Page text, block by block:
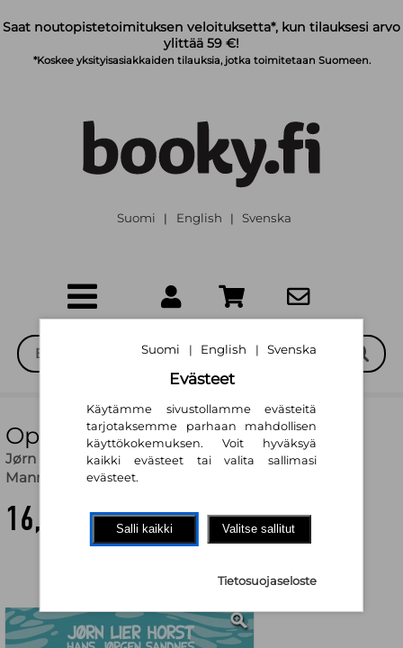
Saat noutopistetoimituksen veloituksetta*, kun tilauksesi arvo
ylittää 59 €!
*Koskee yksityisasiakkaiden tilauksia, jotka toimitetaan Suomeen.
Suomi | English | Svenska
Operaatio Laivanhylky
Jørn Lier Horst,Hans Jørgen Sandnes (kuv.),Sanna
Manninen (käänt.)
16,20 €
Suomi | English | Svenska
Evästeet
Käytämme sivustollamme evästeitä
tarjotaksemme parhaan mahdollisen
käyttökokemuksen. Voit hyväksyä
kaikki evästeet tai valita sallimasi
evästeet.
Salli kaikki Valitse sallitut
Tietosuojaseloste